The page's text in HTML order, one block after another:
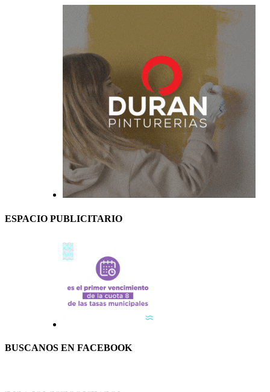
ESPACIO PUBLICITARIO
BUSCANOS EN FACEBOOK